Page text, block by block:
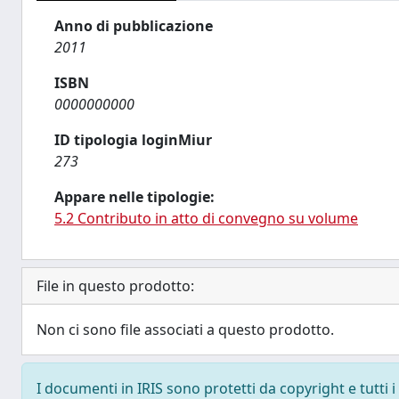
Anno di pubblicazione
2011
ISBN
0000000000
ID tipologia loginMiur
273
Appare nelle tipologie:
5.2 Contributo in atto di convegno su volume
File in questo prodotto:
Non ci sono file associati a questo prodotto.
I documenti in IRIS sono protetti da copyright e tutti